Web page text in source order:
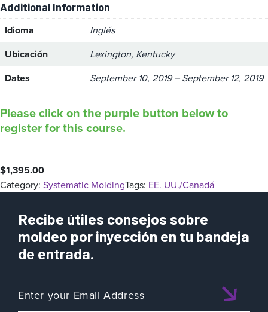
Additional Information
Idioma
Inglés
Ubicación
Lexington, Kentucky
Dates
September 10, 2019 – September 12, 2019
Please click on the purple button below to
register for this course.
$1,395.00
Category: Systematic MoldingTags: EE. UU./Canadá
Recibe útiles consejos sobre
moldeo por inyección en tu bandeja
de entrada.